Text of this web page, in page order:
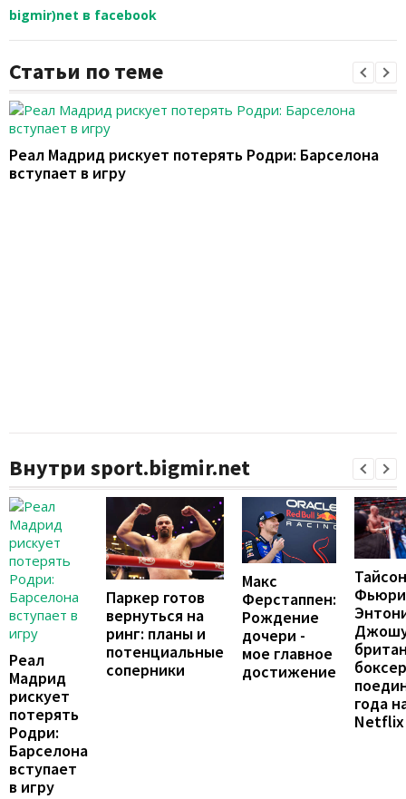
bigmir)net в facebook
Статьи по теме
Реал Мадрид рискует потерять Родри: Барселона
вступает в игру
Внутри sport.bigmir.net
Реал
Мадрид
рискует
потерять
Родри:
Барселона
вступает
в игру
Паркер готов
вернуться на
ринг: планы и
потенциальные
соперники
Макс
Ферстаппен:
Рождение
дочери -
мое главное
достижение
Тайсон
года
Netflix